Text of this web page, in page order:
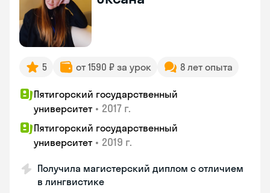
5 от 1590 ₽ за урок 8 лет опыта
Пятигорский государственный
университет • 2017 г.
Пятигорский государственный
университет • 2019 г.
Получила магистерский диплом с отличием
в лингвистике